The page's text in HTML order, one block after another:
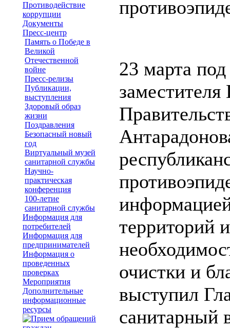
Противодействие
коррупции
Документы
Пресс-центр
Память о Победе в
Великой
Отечественной
войне
Пресс-релизы
Публикации,
выступления
Здоровый образ
жизни
Поздравления
Безопасный новый
год
Виртуальный музей
санитарной службы
Научно-
практическая
конференция
100-летие
санитарной службы
Информация для
потребителей
Информация для
предпринимателей
Информация о
проведенных
проверках
Мероприятия
Дополнительные
информационные
ресурсы
23 марта
заместителя
территорий
очистки и
выступил
санитарный